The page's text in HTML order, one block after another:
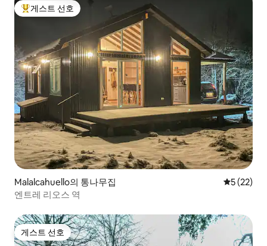
상위 게스트 선호
게스트 선호
Malalcahuello의 통나무집 평점 5점
5 (22)
엔트레 리오스 역
게스트 선호
게스트 선호